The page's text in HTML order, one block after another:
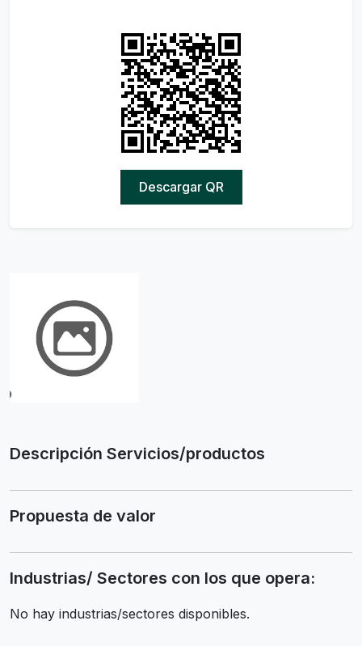
Descargar QR
Descripción Servicios/productos
Propuesta de valor
Industrias/ Sectores con los que opera:
No hay industrias/sectores disponibles.